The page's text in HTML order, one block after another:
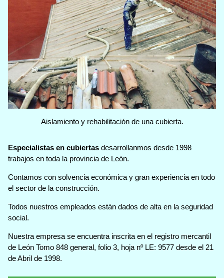
Aislamiento y rehabilitación de una cubierta.
Especialistas en cubiertas desarrollanmos desde 1998
trabajos en toda la provincia de León.
Contamos con solvencia económica y gran experiencia en todo
el sector de la construcción.
Todos nuestros empleados están dados de alta en la seguridad
social.
Nuestra empresa se encuentra inscrita en el registro mercantil
de León Tomo 848 general, folio 3, hoja nº LE: 9577 desde el 21
de Abril de 1998.